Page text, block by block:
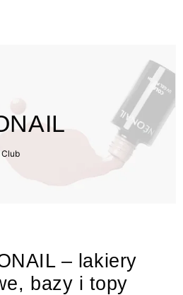
– lakiery
bazy i topy